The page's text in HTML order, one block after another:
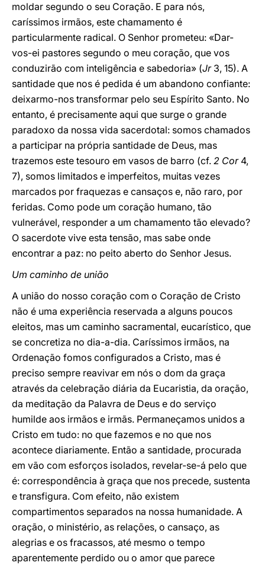
moldar segundo o seu Coração. E para nós,
caríssimos irmãos, este chamamento é
particularmente radical. O Senhor prometeu: «Dar-
vos-ei pastores segundo o meu coração, que vos
conduzirão com inteligência e sabedoria» (Jr3, 15). A
santidade que nos é pedida é um abandono confiante:
deixarmo-nos transformar pelo seu Espírito Santo. No
entanto, é precisamente aqui que surge o grande
paradoxo da nossa vida sacerdotal: somos chamados
a participar na própria santidade de Deus, mas
trazemos este tesouro em vasos de barro (cf. 2 Cor4,
7), somos limitados e imperfeitos, muitas vezes
marcados por fraquezas e cansaços e, não raro, por
feridas. Como pode um coração humano, tão
vulnerável, responder a um chamamento tão elevado?
O sacerdote vive esta tensão, mas sabe onde
encontrar a paz: no peito aberto do Senhor Jesus.
Um caminho de união
A união do nosso coração com o Coração de Cristo
não é uma experiência reservada a alguns poucos
eleitos, mas um caminho sacramental, eucarístico, que
se concretiza no dia-a-dia. Caríssimos irmãos, na
Ordenação fomos configurados a Cristo, mas é
preciso sempre reavivar em nós o dom da graça
através da celebração diária da Eucaristia, da oração,
da meditação da Palavra de Deus e do serviço
humilde aos irmãos e irmãs. Permaneçamos unidos a
Cristo em tudo: no que fazemos e no que nos
acontece diariamente. Então a santidade, procurada
em vão com esforços isolados, revelar-se-á pelo que
é: correspondência à graça que nos precede, sustenta
e transfigura. Com efeito, não existem
compartimentos separados na nossa humanidade. A
oração, o ministério, as relações, o cansaço, as
alegrias e os fracassos, até mesmo o tempo
aparentemente perdido ou o amor que parece